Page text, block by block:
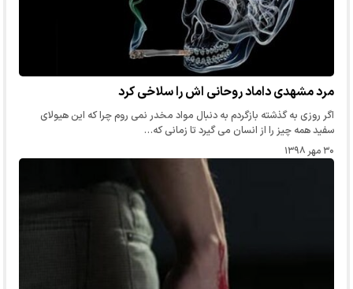
مرد مشهدی داماد روحانی اش را سلاخی کرد
اگر روزی به گذشته بازگردم به دنبال مواد مخدر نمی روم چرا که این هیولای
سفید همه چیز را از انسان می گیرد تا زمانی که…
۳۰ مهر ۱۳۹۸